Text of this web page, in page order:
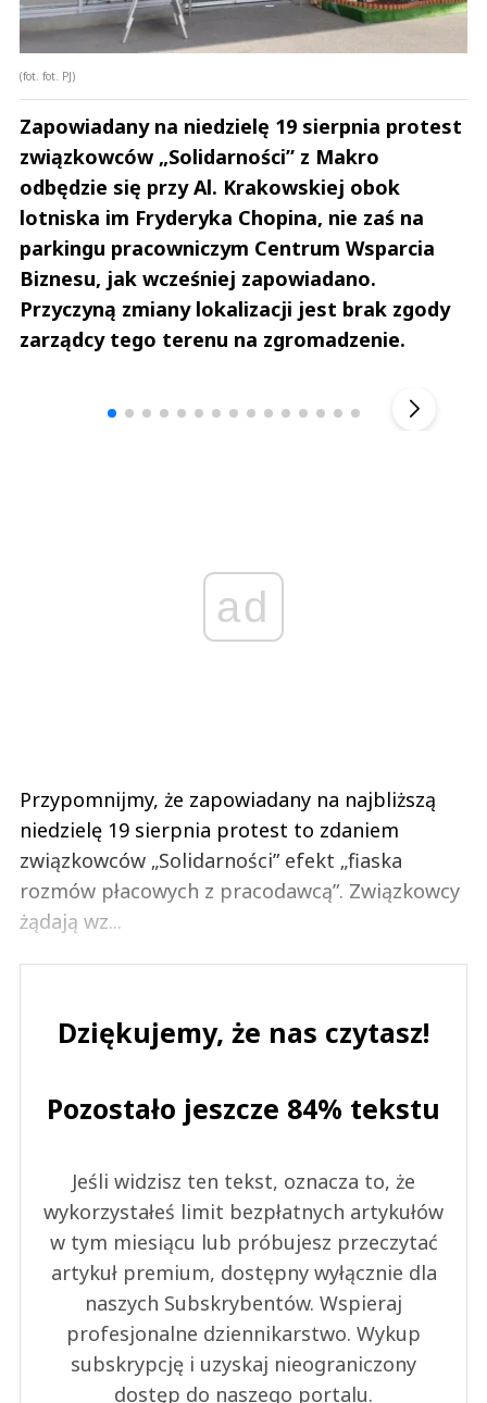
(fot. fot. PJ)
Zapowiadany na niedzielę 19 sierpnia protest
związkowców „Solidarności” z Makro
odbędzie się przy Al. Krakowskiej obok
lotniska im Fryderyka Chopina, nie zaś na
parkingu pracowniczym Centrum Wsparcia
Biznesu, jak wcześniej zapowiadano.
Przyczyną zmiany lokalizacji jest brak zgody
zarządcy tego terenu na zgromadzenie.
ad
Przypomnijmy, że zapowiadany na najbliższą
niedzielę 19 sierpnia protest to zdaniem
związkowców „Solidarności” efekt „fiaska
rozmów płacowych z pracodawcą”. Związkowcy
żądają wz...
Dziękujemy, że nas czytasz!
Pozostało jeszcze 84% tekstu
Jeśli widzisz ten tekst, oznacza to, że
wykorzystałeś limit bezpłatnych artykułów
w tym miesiącu lub próbujesz przeczytać
artykuł premium, dostępny wyłącznie dla
naszych Subskrybentów. Wspieraj
profesjonalne dziennikarstwo. Wykup
subskrypcję i uzyskaj nieograniczony
dostęp do naszego portalu.
Andrzej i Marta Sterniccy